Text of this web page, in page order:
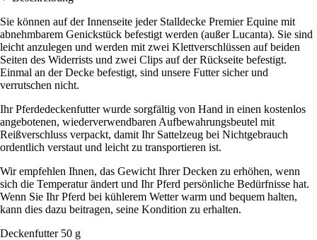
Sie können auf der Innenseite jeder Stalldecke Premier Equine mit
abnehmbarem Genickstück befestigt werden (außer Lucanta). Sie sind
leicht anzulegen und werden mit zwei Klettverschlüssen auf beiden
Seiten des Widerrists und zwei Clips auf der Rückseite befestigt.
Einmal an der Decke befestigt, sind unsere Futter sicher und
verrutschen nicht.
Ihr Pferdedeckenfutter wurde sorgfältig von Hand in einen kostenlos
angebotenen, wiederverwendbaren Aufbewahrungsbeutel mit
Reißverschluss verpackt, damit Ihr Sattelzeug bei Nichtgebrauch
ordentlich verstaut und leicht zu transportieren ist.
Wir empfehlen Ihnen, das Gewicht Ihrer Decken zu erhöhen, wenn
sich die Temperatur ändert und Ihr Pferd persönliche Bedürfnisse hat.
Wenn Sie Ihr Pferd bei kühlerem Wetter warm und bequem halten,
kann dies dazu beitragen, seine Kondition zu erhalten.
Deckenfutter 50 g